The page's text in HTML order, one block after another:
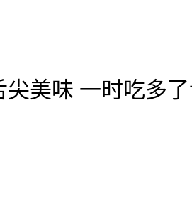
尖美味 一时吃多